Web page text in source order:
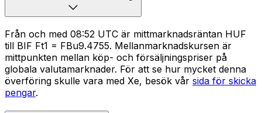
Från och med 08:52 UTC är mittmarknadsräntan HUF
till BIF Ft1 = FBu9.4755. Mellanmarknadskursen är
mittpunkten mellan köp- och försäljningspriser på
globala valutamarknader. För att se hur mycket denna
överföring skulle vara med Xe, besök vår sida för skicka
pengar.